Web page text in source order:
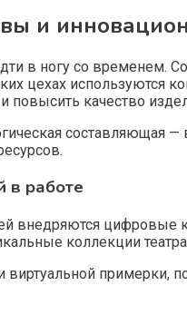
и
в ногу со временем.
цехах используются
повысить качество
составляющая
в работе
внедряются цифровые
коллекции
виртуальной